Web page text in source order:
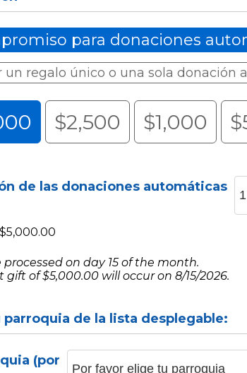
para donaciones
un regalo único o una sola donación
$2,500 $1,000
de las donaciones automáticas
$5,000.00
processed on day 15 of the month.
gift of $5,000.00 will occur on 8/15/2026.
parroquia de la lista desplegable:
(por